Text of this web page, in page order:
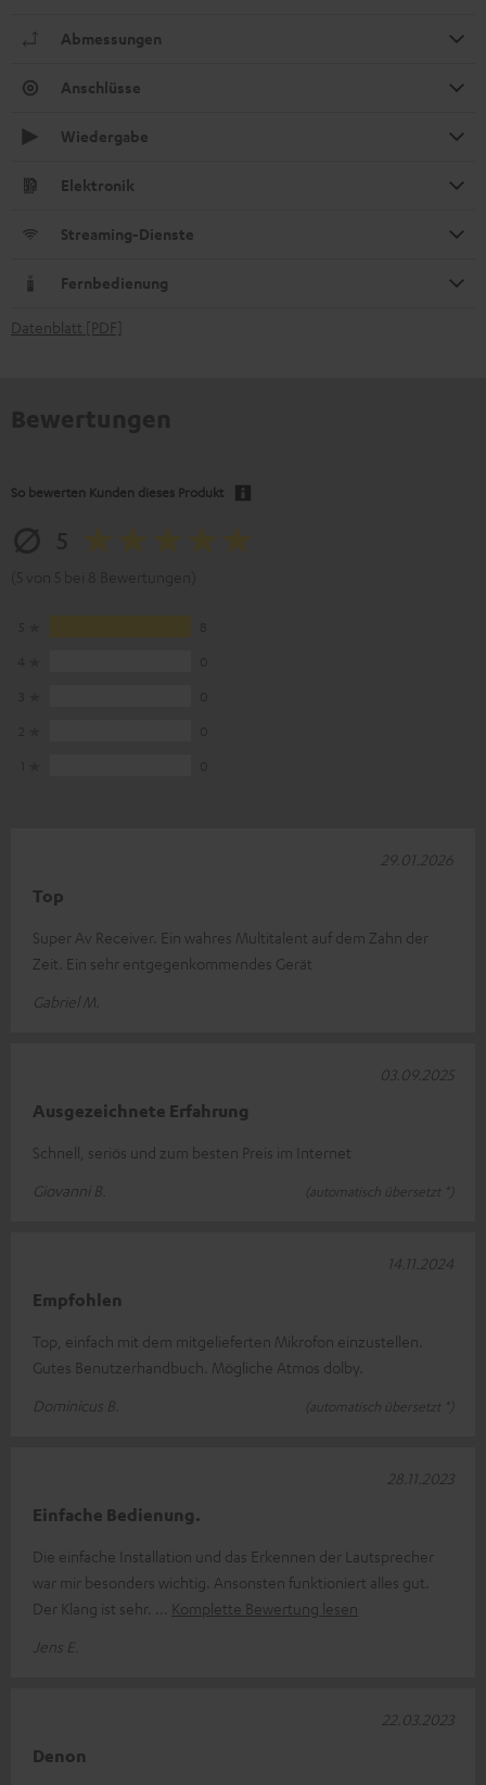
Abmessungen
Anschlüsse
Wiedergabe
Elektronik
Streaming-Dienste
Fernbedienung
Datenblatt [PDF]
So bewerten Kunden dieses Produkt
Top
Super Av Receiver. Ein wahres Multitalent auf dem Zahn der
Zeit. Ein sehr entgegenkommendes Gerät
Gabriel M.
29.01.2026
Ausgezeichnete Erfahrung
Schnell, seriös und zum besten Preis im Internet
Giovanni B.
(automatisch übersetzt *)
03.09.2025
Empfohlen
Top, einfach mit dem mitgelieferten Mikrofon einzustellen.
Gutes Benutzerhandbuch. Mögliche Atmos dolby.
Dominicus B.
(automatisch übersetzt *)
14.11.2024
Einfache Bedienung.
Die einfache Installation und das Erkennen der Lautsprecher
war mir besonders wichtig. Ansonsten funktioniert alles gut.
Der Klang ist sehr.
Komplette Bewertung lesen
Jens E.
28.11.2023
Denon
22.03.2023